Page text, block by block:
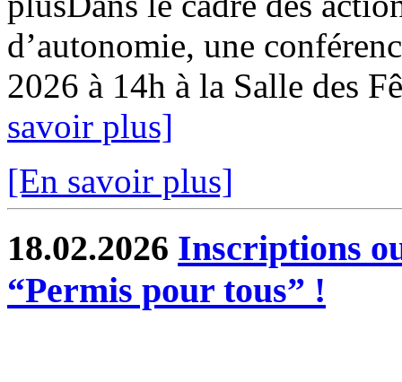
d’autonomie, une
2026 à 14h à la Salle des
savoir plus]
[En savoir plus]
18.02.2026 Inscriptions
“Permis pour tous” !